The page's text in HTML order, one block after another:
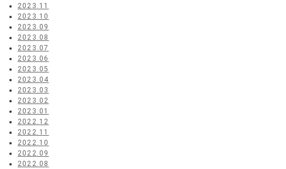
2023.11
2023.10
2023.09
2023.08
2023.07
2023.06
2023.05
2023.04
2023.03
2023.02
2023.01
2022.12
2022.11
2022.10
2022.09
2022.08